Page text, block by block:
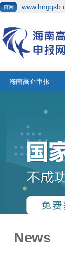
海南高企申报
News